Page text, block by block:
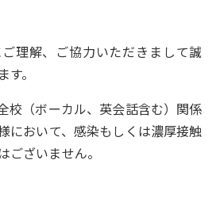
理解、ご協力いただきまして誠
。
校（ボーカル、英会話含む）関係
において、感染もしくは濃厚接触
ございません。